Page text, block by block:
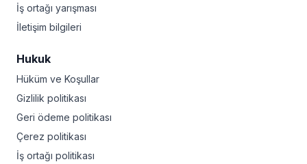
İş ortağı yarışması
İletişim bilgileri
Hukuk
Hüküm ve Koşullar
Gizlilik politikası
Geri ödeme politikası
Çerez politikası
İş ortağı politikası